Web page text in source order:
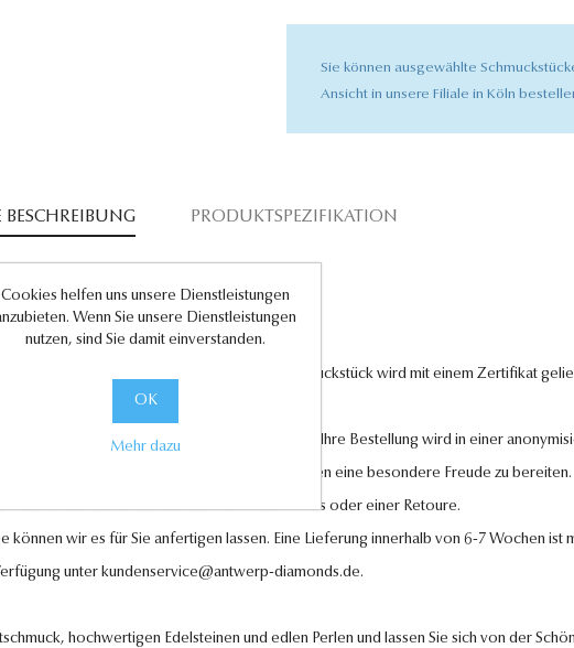
Sie können ausgewählte
Ansicht in unsere Filiale in Köln
BESCHREIBUNG PRODUKTSPEZIFIKATION
für exklusive Schmuckstücke!
höchsten Qualitätsstandards. Jedes Schmuckstück wird mit einem Zertifikat
und legen großen Wert auf Ihre Zufriedenheit. Ihre Bestellung wird in einer
Geschenkkarten hinzufügen, um Ihren Liebsten eine besondere Freude zu bereiten.
wie der Rückversand im Falle eines Umtauschs oder einer Retoure.
können wir es für Sie anfertigen lassen. Eine Lieferung innerhalb von 6-7 Wochen ist
unter kundenservice@antwerp-diamonds.de.
hochwertigen Edelsteinen und edlen Perlen und lassen Sie sich von der
Cookies helfen uns unsere Dienstleistungen
Wenn Sie unsere Dienstleistungen
nutzen, sind Sie damit einverstanden.
OK
Mehr dazu